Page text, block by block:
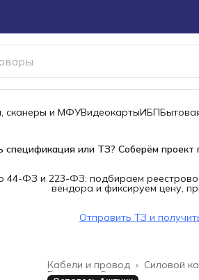
сканеры и МФУВидеокартыИБП
спецификация или ТЗ? Соберём
44-ФЗ и 223-ФЗ: подбираем
вендора и фиксируем цену,
Отправить ТЗ и
Силовой
Кабели и провод ›
Строительство и
Главная ›